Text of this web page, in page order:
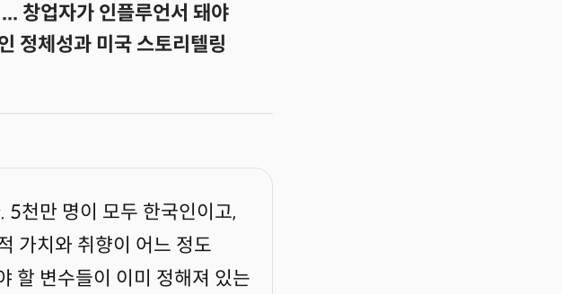
창업자가 인플루언서 돼야
정체성과 미국 스토리텔링
5천만 명이 모두 한국인이고,
가치와 취향이 어느 정도
할 변수들이 이미 정해져 있는